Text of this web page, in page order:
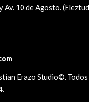
Av. 10 de Agosto.
Erazo Studio©.